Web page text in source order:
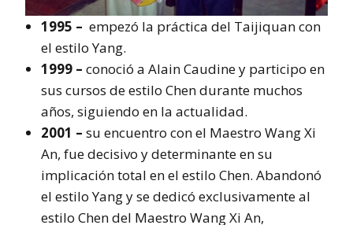
1995 – empezó la práctica del Taijiquan con
el estilo Yang.
1999 – conoció a Alain Caudine y participo en
sus cursos de estilo Chen durante muchos
años, siguiendo en la actualidad.
2001 – su encuentro con el Maestro Wang Xi
An, fue decisivo y determinante en su
implicación total en el estilo Chen. Abandonó
el estilo Yang y se dedicó exclusivamente al
estilo Chen del Maestro Wang Xi An,